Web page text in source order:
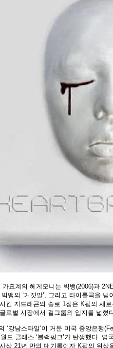
가요계의 헤게모니는 빅뱅(2006)과
뱅의 ‘거짓말’, 그리고 타이틀곡을
킨 지드래곤의 솔로 1집은 K팝의 새
로벌 시장에서 걸그룹의 입지를 넓혔
‘강남스타일’이 거둔 미국 중앙은행
드 클래스 ‘블랙핑크’가 탄생했다.
상 21년 만의 대기록이자 K팝의 위